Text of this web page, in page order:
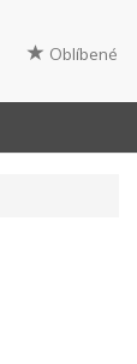
Oblíbené